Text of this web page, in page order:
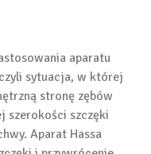
aparatu
sytuacja, w której
stronę zębów
szerokości szczęki
Aparat Hassa